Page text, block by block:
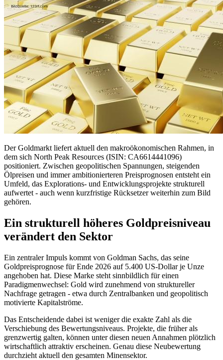
Der Goldmarkt liefert aktuell den makroökonomischen Rahmen, in
dem sich North Peak Resources (ISIN: CA6614441096)
positioniert. Zwischen geopolitischen Spannungen, steigenden
Ölpreisen und immer ambitionierteren Preisprognosen entsteht ein
Umfeld, das Explorations- und Entwicklungsprojekte strukturell
aufwertet - auch wenn kurzfristige Rücksetzer weiterhin zum Bild
gehören.
Ein strukturell höheres Goldpreisniveau
verändert den Sektor
Ein zentraler Impuls kommt von Goldman Sachs, das seine
Goldpreisprognose für Ende 2026 auf 5.400 US-Dollar je Unze
angehoben hat. Diese Marke steht sinnbildlich für einen
Paradigmenwechsel: Gold wird zunehmend von struktureller
Nachfrage getragen - etwa durch Zentralbanken und geopolitisch
motivierte Kapitalströme.
Das Entscheidende dabei ist weniger die exakte Zahl als die
Verschiebung des Bewertungsniveaus. Projekte, die früher als
grenzwertig galten, können unter diesen neuen Annahmen plötzlich
wirtschaftlich attraktiv erscheinen. Genau diese Neubewertung
durchzieht aktuell den gesamten Minensektor.